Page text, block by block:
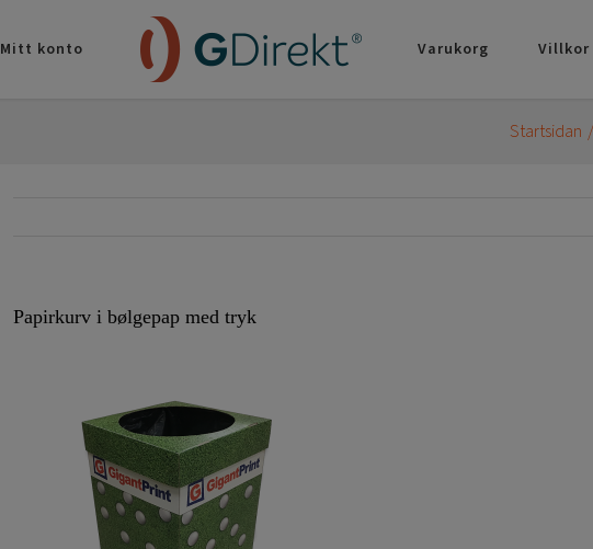
Mitt konto Varukorg Villkor
Startsidan
Papirkurv i bølgepap med tryk